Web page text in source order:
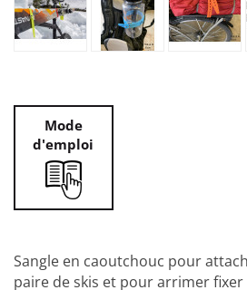
Mode
d'emploi
Sangle en caoutchouc pour
paire de skis et pour arrimer fixer